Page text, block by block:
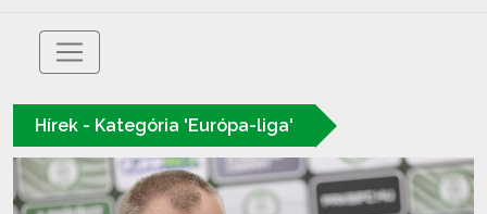
Hírek - Kategória 'Európa-liga'